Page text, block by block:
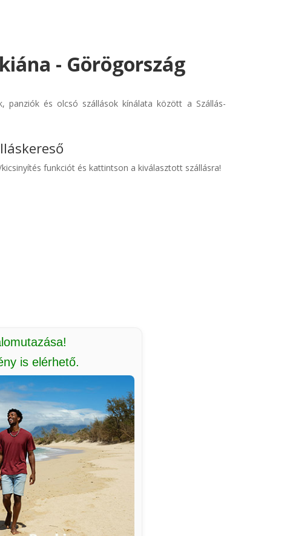
- Görögország
panziók és olcsó szállások kínálata között a Szállás-
funkciót és kattintson a kiválasztott szállásra!
is elérhető.